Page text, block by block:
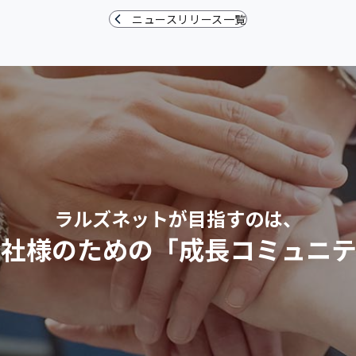
ニュースリリース一覧
ラルズネットが目指すのは、
様のための 「成長コミュニ